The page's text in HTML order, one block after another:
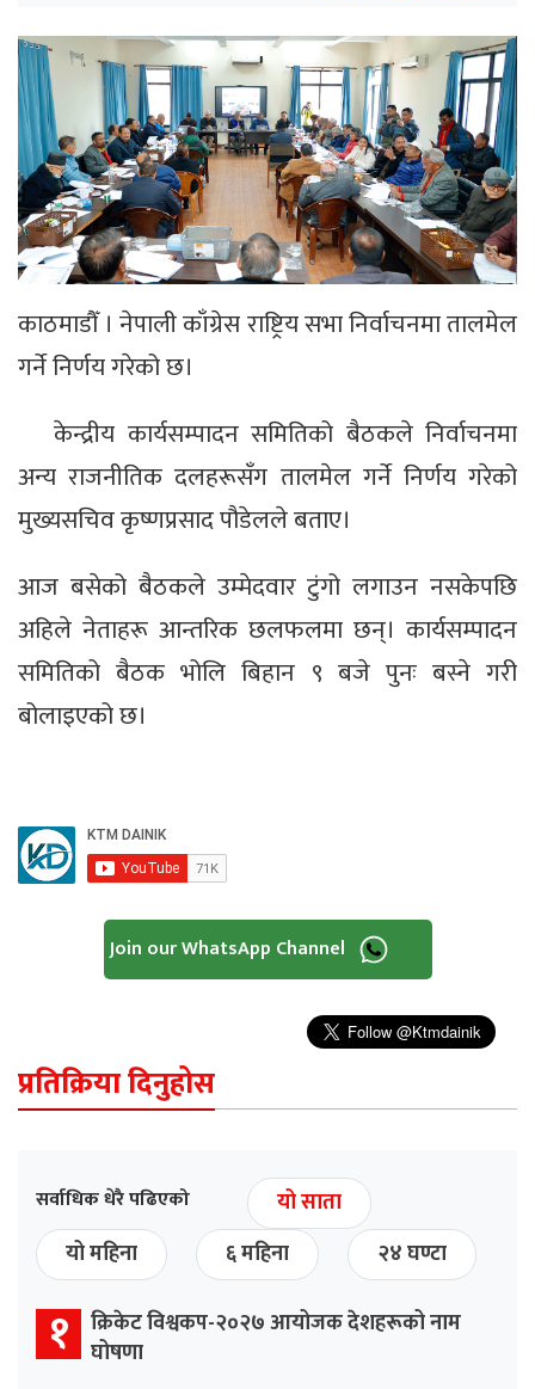
काठमाडौँ । नेपाली काँग्रेस राष्ट्रिय सभा निर्वाचनमा तालमेल
गर्ने निर्णय गरेको छ।
केन्द्रीय कार्यसम्पादन समितिको बैठकले निर्वाचनमा
अन्य राजनीतिक दलहरूसँग तालमेल गर्ने निर्णय गरेको
मुख्यसचिव कृष्णप्रसाद पौडेलले बताए।
आज बसेको बैठकले उम्मेदवार टुंगो लगाउन नसकेपछि
अहिले नेताहरू आन्तरिक छलफलमा छन्। कार्यसम्पादन
समितिको बैठक भोलि बिहान ९ बजे पुनः बस्ने गरी
बोलाइएको छ।
Join our WhatsApp Channel
प्रतिक्रिया दिनुहोस
सर्वाधिक धेरै पढिएको
यो साता
यो महिना
६ महिना २४ घण्टा
१ क्रिकेट विश्वकप-२०२७ आयोजक देशहरूको नाम
घोषणा